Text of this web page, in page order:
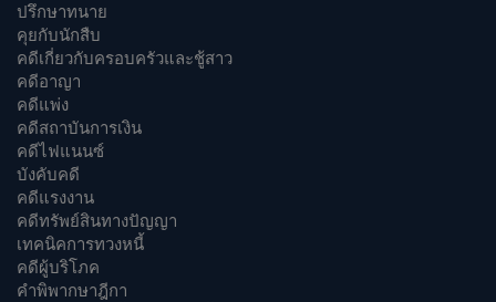
ปรึกษาทนาย
คุยกับนักสืบ
คดีเกี่ยวกับครอบครัวและชู้สาว
คดีอาญา
คดีแพ่ง
คดีสถาบันการเงิน
คดีไฟแนนซ์
บังคับคดี
คดีแรงงาน
คดีทรัพย์สินทางปัญญา
เทคนิคการทวงหนี้
คดีผู้บริโภค
คำพิพากษาฎีกา